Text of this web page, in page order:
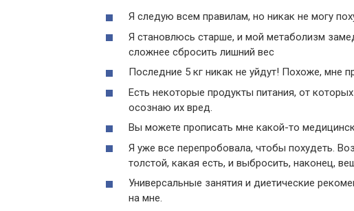
Я следую всем правилам, но никак не могу
Я становлюсь старше, и мой метаболизм
сложнее сбросить лишний вес
Последние 5 кг никак не уйдут! Похоже, мне
Есть некоторые продукты питания, от
осознаю их вред.
Вы можете прописать мне какой-то
Я уже все перепробовала, чтобы похудеть.
толстой, какая есть, и выбросить, наконец,
Универсальные занятия и диетические
на мне.